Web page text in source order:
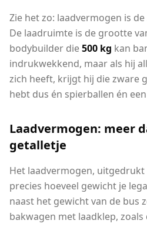
Zie het zo: laadvermogen is
De laadruimte is de grootte
bodybuilder die500 kg kan
indrukwekkend, maar als hij
zich heeft, krijgt hij die zware
hebt dus én spierballen én
Laadvermogen: meer
getalletje
Het laadvermogen,
precies hoeveel gewicht je
naast het gewicht van de bus
bakwagen met laadklep, zoals